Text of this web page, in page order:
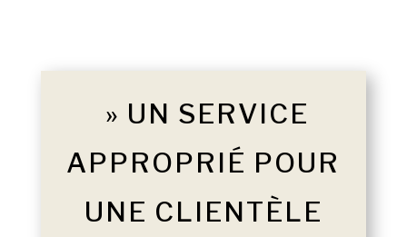
» UN SERVICE
APPROPRIÉ POUR
UNE CLIENTÈLE